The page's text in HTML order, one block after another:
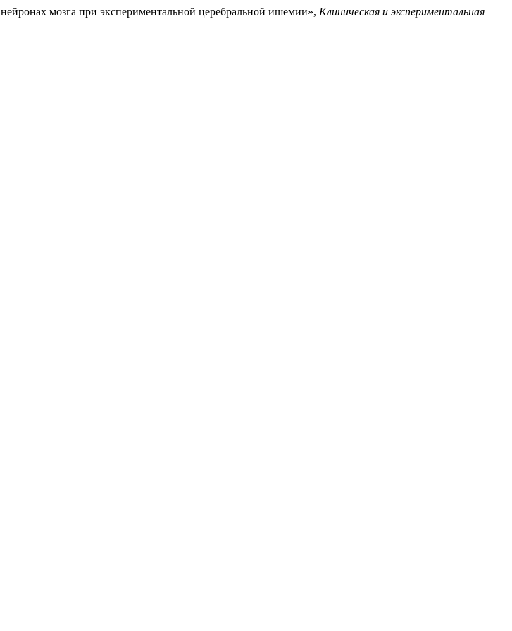
мозга при экспериментальной церебральной ишемии», Клиническая и экспериментальная